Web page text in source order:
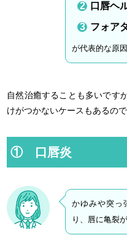
口唇ヘ
フォア
が代表的な原
自然治癒することも多いです
けがつかないケースもあるの
① 口唇炎
かゆみや突っ
り、唇に亀裂